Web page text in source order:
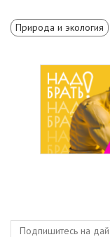
Природа и экология